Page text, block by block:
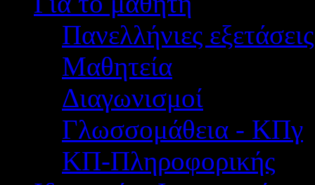
Πανελλήνιες εξετάσεις
Μαθητεία
Διαγωνισμοί
Γλωσσομάθεια - ΚΠγ
ΚΠ-Πληροφορικής